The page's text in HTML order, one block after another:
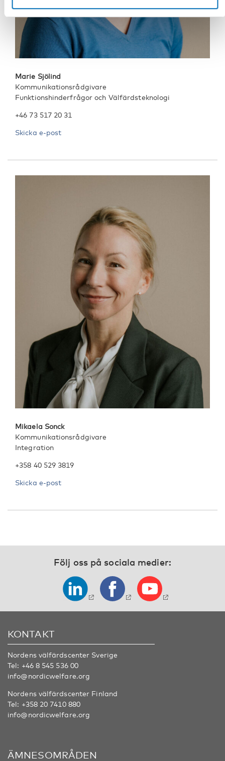
Marie Sjölind
Kommunikationsrådgivare
Funktionshinderfrågor och Välfärdsteknologi
+46 73 517 20 31
Skicka e-post
Mikaela Sonck
Kommunikationsrådgivare
Integration
+358 40 529 3819
Skicka e-post
Följ oss på sociala medier:
KONTAKT
Nordens välfärdscenter Sverige
Tel: +46 8 545 536 00
info@nordicwelfare.org
Nordens välfärdscenter Finland
Tel: +358 20 7410 880
info@nordicwelfare.org
ÄMNESOMRÅDEN